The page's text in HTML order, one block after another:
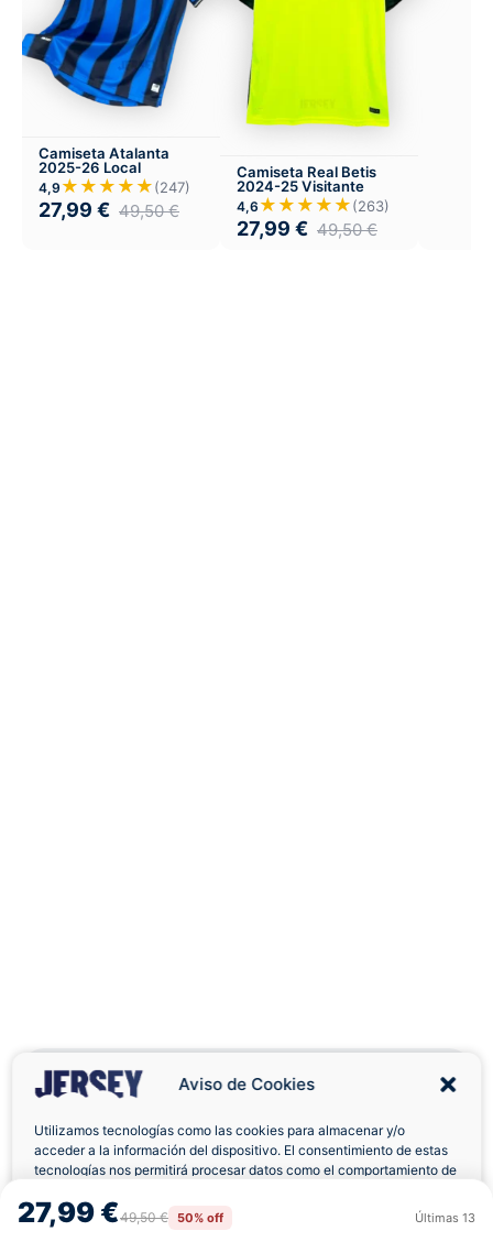
Aviso de Cookies
Utilizamos tecnologías como las cookies para almacenar y/o
acceder a la información del dispositivo. El consentimiento de estas
tecnologías nos permitirá procesar datos como el comportamiento de
retirar el consentimiento, puede afectar negativamente a ciertas
características y funciones.
Rechazar
27,99 €49,50 € 50% off Últimas 13
Camiseta Atalanta
2025-26 Local
4,9 ★★★★★(247)
27,99 € 49,50€
Camiseta Real Betis
2024-25 Visitante
4,6 ★★★★★(263)
27,99 € 49,50€
Envíos a Domicilio Devolución 7 Días